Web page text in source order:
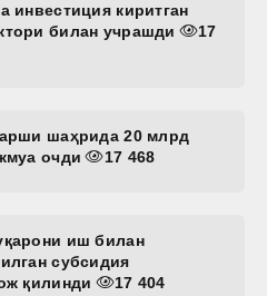
инвестиция киритган
билан учрашди
17
шаҳрида 20 млрд
очди
17 468
иш билан
субсидия
қилинди
17 404